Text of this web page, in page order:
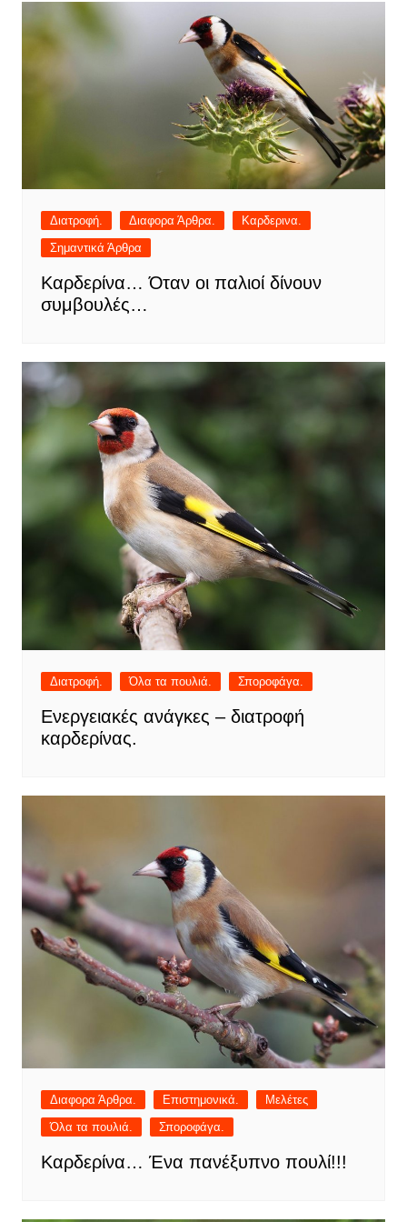
Διατροφή. Διαφορα Άρθρα.
Καρδερινα.
Σημαντικά Άρθρα
Καρδερίνα… Όταν οι παλιοί δίνουν
συμβουλές…
Διατροφή. Όλα τα πουλιά. Σποροφάγα.
Ενεργειακές ανάγκες – διατροφή
καρδερίνας.
Διαφορα Άρθρα. Επιστημονικά.
Μελέτες
Όλα τα πουλιά.
Σποροφάγα.
Καρδερίνα… Ένα πανέξυπνο πουλί!!!